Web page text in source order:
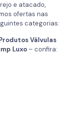
e atacado,
ofertas nas
categorias:
Válvulas
Luxo– confira: